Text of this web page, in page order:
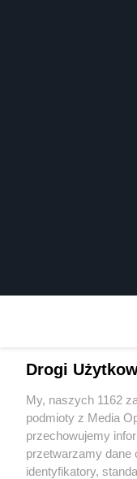
Wydawca mediów
Drogi
My, naszych 1162
podmioty z Media
przechowujemy
przetwarzamy dane
identyfikatory,